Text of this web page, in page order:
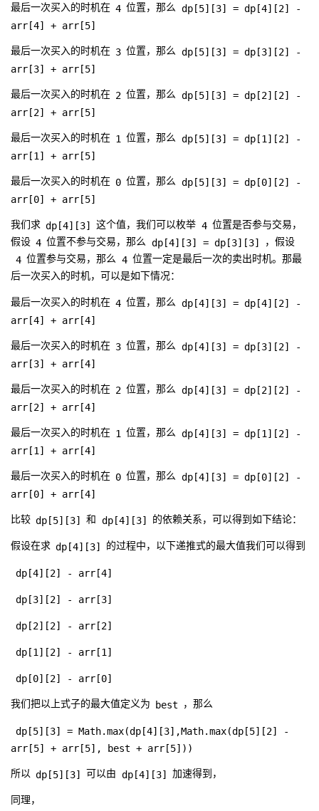
最后一次买入的时机在 4 位置，那么
dp[5][3] = dp[4][2] -
arr[4] + arr[5]
最后一次买入的时机在 3 位置，那么
dp[5][3] = dp[3][2] -
arr[3] + arr[5]
最后一次买入的时机在 2 位置，那么
dp[5][3] = dp[2][2] -
arr[2] + arr[5]
最后一次买入的时机在 1 位置，那么
dp[5][3] = dp[1][2] -
arr[1] + arr[5]
最后一次买入的时机在 0 位置，那么
dp[5][3] = dp[0][2] -
arr[0] + arr[5]
我们求 dp[4][3] 这个值，我们可以枚举 4 位置是否参与交易，
假设 4 位置不参与交易，那么 dp[4][3] = dp[3][3] ，假设
4 位置参与交易，那么 4 位置一定是最后一次的卖出时机。那最
后一次买入的时机，可以是如下情况：
最后一次买入的时机在 4 位置，那么
dp[4][3] = dp[4][2] -
arr[4] + arr[4]
最后一次买入的时机在 3 位置，那么
dp[4][3] = dp[3][2] -
arr[3] + arr[4]
最后一次买入的时机在 2 位置，那么
dp[4][3] = dp[2][2] -
arr[2] + arr[4]
最后一次买入的时机在 1 位置，那么
dp[4][3] = dp[1][2] -
arr[1] + arr[4]
最后一次买入的时机在 0 位置，那么
dp[4][3] = dp[0][2] -
arr[0] + arr[4]
比较 dp[5][3] 和 dp[4][3] 的依赖关系，可以得到如下结论：
假设在求 dp[4][3] 的过程中，以下递推式的最大值我们可以得到
dp[4][2] - arr[4]
dp[3][2] - arr[3]
dp[2][2] - arr[2]
dp[1][2] - arr[1]
dp[0][2] - arr[0]
我们把以上式子的最大值定义为 best ，那么
dp[5][3] = Math.max(dp[4][3],Math.max(dp[5][2] -
arr[5] + arr[5], best + arr[5]))
所以 dp[5][3] 可以由 dp[4][3] 加速得到，
同理，